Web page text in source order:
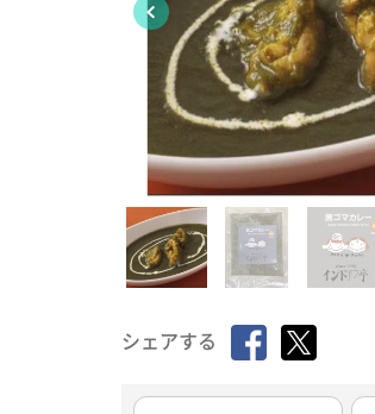
シェアする